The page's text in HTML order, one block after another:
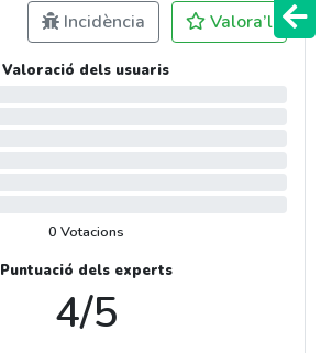
Incidència Valora’l
Valoració dels usuaris
0 Votacions
Puntuació dels experts
4/5